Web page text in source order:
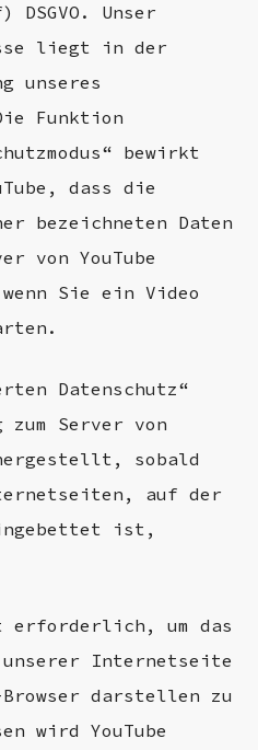
Unser
liegt in der
unseres
Funktion
bewirkt
dass die
bezeichneten Daten
von YouTube
Sie ein Video
Datenschutz“
Server von
hergestellt, sobald
auf der
ist,
erforderlich, um das
Internetseite
darstellen zu
wird YouTube